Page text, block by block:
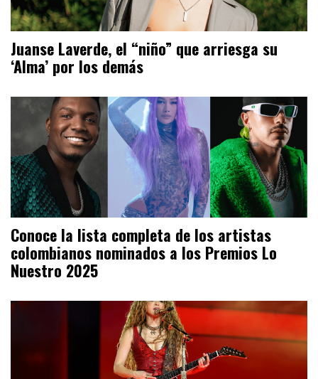
Juanse Laverde, el “niño” que arriesga su
‘Alma’ por los demás
Conoce la lista completa de los artistas
colombianos nominados a los Premios Lo
Nuestro 2025